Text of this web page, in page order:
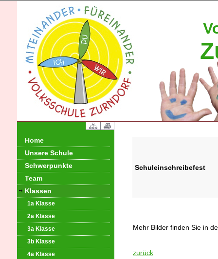
Home
Unsere Schule
Schwerpunkte
Team
Klassen
1a Klasse
2a Klasse
3a Klasse
3b Klasse
4a Klasse
Schuleinschreibefest
Mehr Bilder finden Sie in
zurück